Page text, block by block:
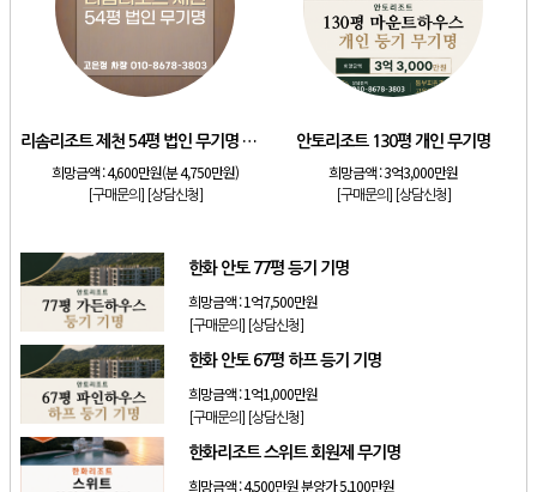
리솜리조트 제천 54평 법인 무기명 회원제
희망금액 :4,600만원(분 4,750만원)
[구매문의] [상담신청]
안토리조트 130평 개인 무기명
희망금액 :3억3,000만원
[구매문의] [상담신청]
한화 안토 77평 등기 기명
희망금액 :1억7,500만원
[구매문의] [상담신청]
한화 안토 67평 하프 등기 기명
희망금액 :1억1,000만원
[구매문의] [상담신청]
한화리조트 스위트 회원제 무기명
희망금액 :4,500만원 분양가 5,100만원